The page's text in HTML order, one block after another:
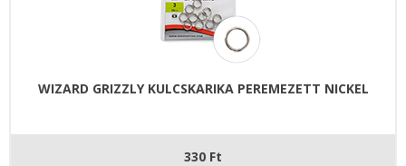
WIZARD GRIZZLY KULCSKARIKA PEREMEZETT NICKEL
330 Ft